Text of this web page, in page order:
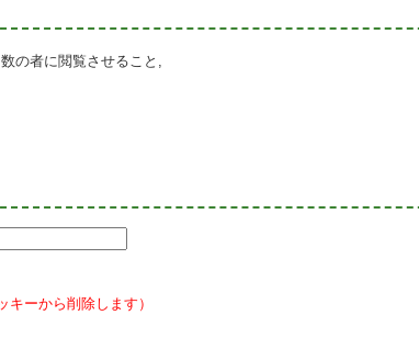
の者に閲覧させること,
ーから削除します）